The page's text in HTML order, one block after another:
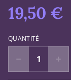
19,50 €
QUANTITÉ